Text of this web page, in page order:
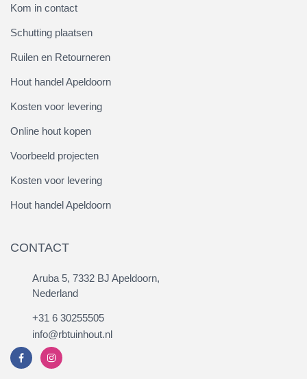
Kom in contact
Schutting plaatsen
Ruilen en Retourneren
Hout handel Apeldoorn
Kosten voor levering
Online hout kopen
Voorbeeld projecten
Kosten voor levering
Hout handel Apeldoorn
CONTACT
Aruba 5, 7332 BJ Apeldoorn,
Nederland
+31 6 30255505
info@rbtuinhout.nl